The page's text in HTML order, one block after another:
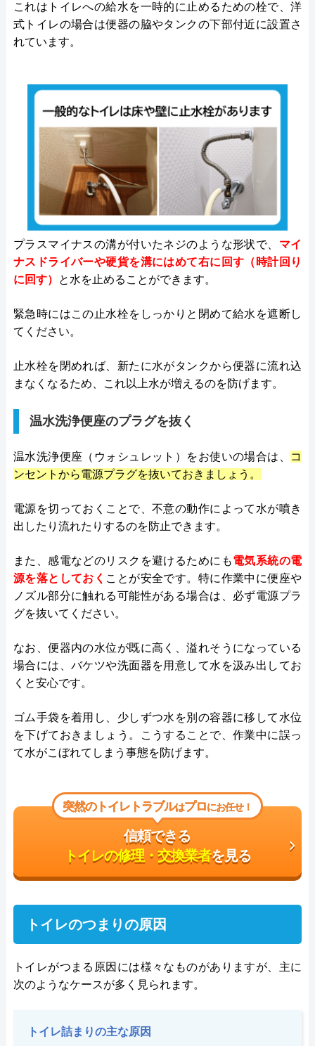
これはトイレへの給水を一時的に止めるための栓で、洋
式トイレの場合は便器の脇やタンクの下部付近に設置さ
れています。
プラスマイナスの溝が付いたネジのような形状で、 マイ
ナスドライバーや硬貨を溝にはめて右に回す（時計回り
に回す）
と水を止めることができます。
緊急時にはこの止水栓をしっかりと閉めて給水を遮断し
てください。
止水栓を閉めれば、新たに水がタンクから便器に流れ込
まなくなるため、これ以上水が増えるのを防げます。
温水洗浄便座のプラグを抜く
温水洗浄便座（ウォシュレット）をお使いの場合は、
コ
ンセントから電源プラグを抜いておきましょう。
電源を切っておくことで、不意の動作によって水が噴き
出したり流れたりするのを防止できます。
また、感電などのリスクを避けるためにも電気系統の電
源を落としておく ことが安全です。特に作業中に便座や
ノズル部分に触れる可能性がある場合は、必ず電源プラ
グを抜いてください。
なお、便器内の水位が既に高く、溢れそうになっている
場合には、バケツや洗面器を用意して水を汲み出してお
くと安心です。
ゴム手袋を着用し、少しずつ水を別の容器に移して水位
を下げておきましょう。こうすることで、作業中に誤っ
て水がこぼれてしまう事態を防げます。
突然のトイレトラブルはプロにお任せ！
信頼できる
トイレの修理・交換業者を見る
トイレのつまりの原因
トイレがつまる原因には様々なものがありますが、主に
次のようなケースが多く見られます。
トイレ詰まりの主な原因